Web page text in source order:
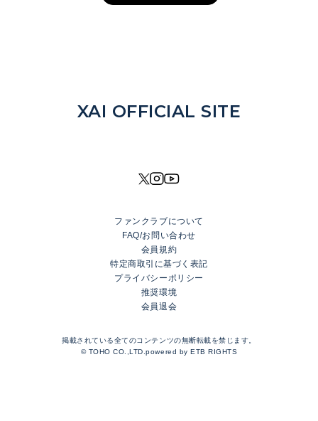
NEWS
DISCOGRAPHY
XAI OFFICIAL FANCLUB
Rhinoceros Port
LOGIN
TOP
BLOG
XAI OFFICIAL SITE
ファンクラブについて
FAQ/お問い合わせ
会員規約
特定商取引に基づく表記
プライバシーポリシー
推奨環境
会員退会
掲載されている全てのコンテンツの無断転載を禁じます。
© TOHO CO.,LTD.powered byETB RIGHTS